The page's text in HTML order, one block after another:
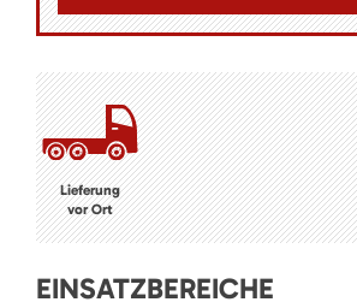
Lieferung
vor Ort
EINSATZBEREICHE